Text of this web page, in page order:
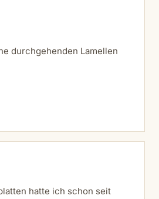
durchgehenden Lamellen
hatte ich schon seit